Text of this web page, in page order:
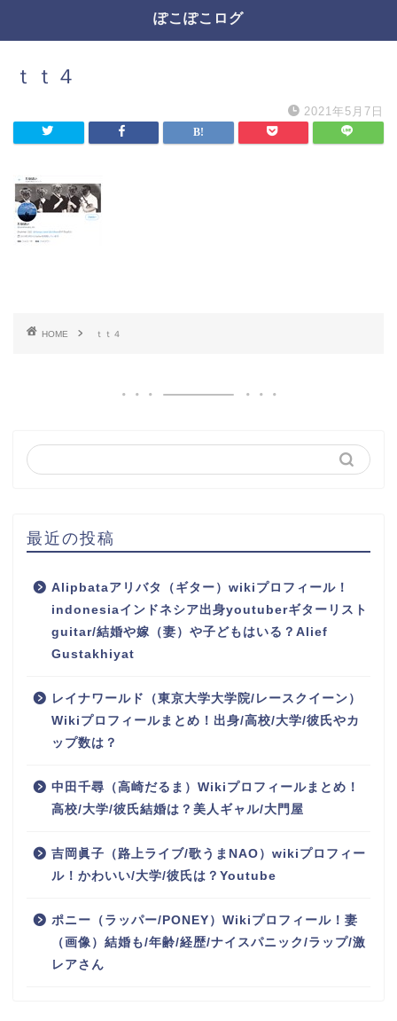
ぽこぽこログ
ｔｔ４
2021年5月7日
HOME ｔｔ４
最近の投稿
Alipbataアリバタ（ギター）wikiプロフィール！
indonesiaインドネシア出身youtuberギターリスト
guitar/結婚や嫁（妻）や子どもはいる？Alief
Gustakhiyat
レイナワールド（東京大学大学院/レースクイーン）
Wikiプロフィールまとめ！出身/高校/大学/彼氏やカ
ップ数は？
中田千尋（高崎だるま）Wikiプロフィールまとめ！
高校/大学/彼氏結婚は？美人ギャル/大門屋
吉岡眞子（路上ライブ/歌うまNAO）wikiプロフィー
ル！かわいい/大学/彼氏は？Youtube
ポニー（ラッパー/PONEY）Wikiプロフィール！妻
（画像）結婚も/年齢/経歴/ナイスパニック/ラップ/激
レアさん